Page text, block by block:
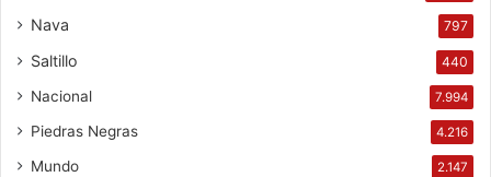
Nava 797
Saltillo 440
Nacional 7.994
Piedras Negras 4.216
Mundo 2.147